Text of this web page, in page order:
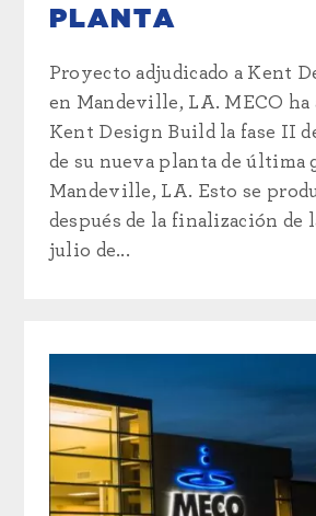
PLANTA
Proyecto adjudicado a Kent
en Mandeville, LA. MECO ha
Kent Design Build la fase II
de su nueva planta de última
Mandeville, LA. Esto se
después de la finalización de
julio de...